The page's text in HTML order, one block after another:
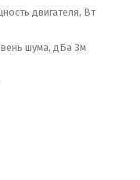
двигателя, Вт
шума, дБа 3м